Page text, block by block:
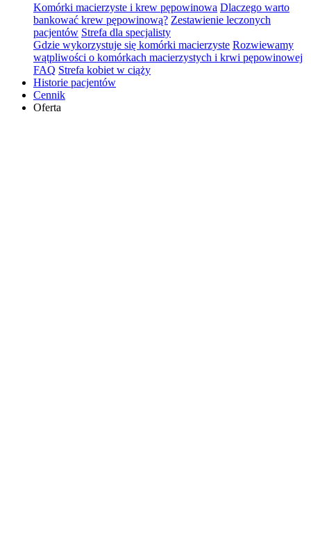
Komórki macierzyste i krew pępowinowa Dlaczego warto
bankować krew pępowinową? Zestawienie leczonych
pacjentów Strefa dla specjalisty
Gdzie wykorzystuje się komórki macierzyste Rozwiewamy
wątpliwości o komórkach macierzystych i krwi pępowinowej
FAQ Strefa kobiet w ciąży
Historie pacjentów
Cennik
Oferta